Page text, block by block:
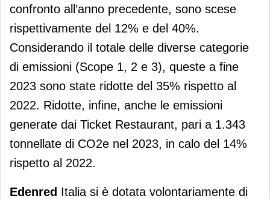
confronto all’anno precedente, sono scese
rispettivamente del 12% e del 40%.
Considerando il totale delle diverse categorie
di emissioni (Scope 1, 2 e 3), queste a fine
2023 sono state ridotte del 35% rispetto al
2022. Ridotte, infine, anche le emissioni
generate dai Ticket Restaurant, pari a 1.343
tonnellate di CO2e nel 2023, in calo del 14%
rispetto al 2022.
Edenred Italia si è dotata volontariamente di